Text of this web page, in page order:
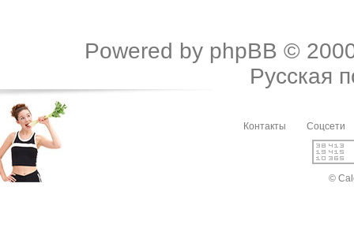
Powered by phpBB ©
Русская
Контакты Соцсети
©